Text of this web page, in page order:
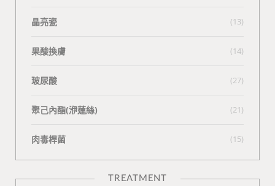
晶亮瓷 (13)
果酸換膚 (14)
玻尿酸 (27)
聚己內酯(洢蓮絲) (21)
肉毒桿菌 (15)
TREATMENT